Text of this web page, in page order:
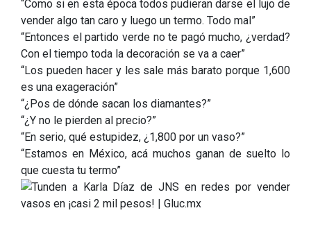
“Como si en esta época todos pudieran darse el lujo de
vender algo tan caro y luego un termo. Todo mal”
“Entonces el partido verde no te pagó mucho, ¿verdad?
Con el tiempo toda la decoración se va a caer”
“Los pueden hacer y les sale más barato porque 1,600
es una exageración”
“¿Pos de dónde sacan los diamantes?”
“¿Y no le pierden al precio?”
“En serio, qué estupidez, ¿1,800 por un vaso?”
“Estamos en México, acá muchos ganan de suelto lo
que cuesta tu termo”